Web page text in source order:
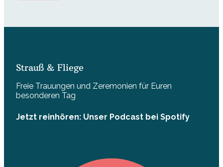
Strauß & Fliege
Freie Trauungen und Zeremonien für Euren
besonderen Tag
Jetzt reinhören: Unser Podcast bei Spotify